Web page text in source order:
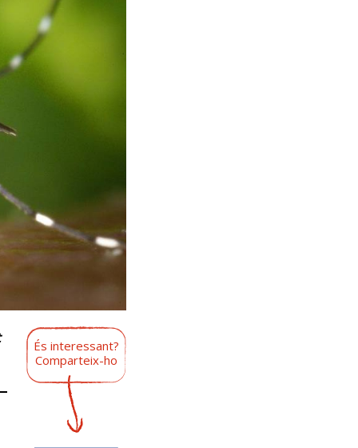
És interessant?
Comparteix-ho